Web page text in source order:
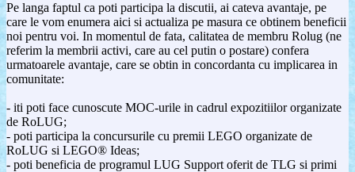
Pe langa faptul ca poti participa la discutii, ai cateva avantaje, pe
care le vom enumera aici si actualiza pe masura ce obtinem beneficii
noi pentru voi. In momentul de fata, calitatea de membru Rolug (ne
referim la membrii activi, care au cel putin o postare) confera
urmatoarele avantaje, care se obtin in concordanta cu implicarea in
comunitate:
- iti poti face cunoscute MOC-urile in cadrul expozitiilor organizate
de RoLUG;
- poti participa la concursurile cu premii LEGO organizate de
RoLUG si LEGO® Ideas;
- poti beneficia de programul LUG Support oferit de TLG si primi